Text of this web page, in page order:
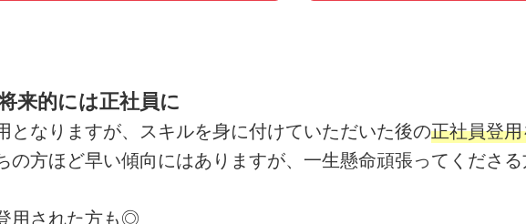
来的には正社員に
となりますが、スキルを身に付けていただいた後の正社員登
の方ほど早い傾向にはありますが、一生懸命頑張ってくださ
用された方も◎